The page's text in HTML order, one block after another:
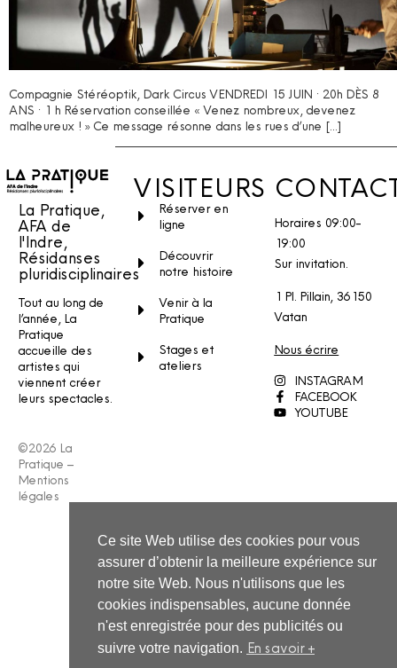
Compagnie Stéréoptik, Dark Circus VENDREDI 15 JUIN · 20h DÈS 8
ANS · 1 h Réservation conseillée « Venez nombreux, devenez
malheureux ! » Ce message résonne dans les rues d’une […]
La Pratique,
AFA de
l'Indre,
Résidanses
pluridisciplinaires
Tout au long de
l’année, La
Pratique
accueille des
artistes qui
viennent créer
leurs spectacles.
©2026 La
Pratique –
Mentions
légales
VISITEURS
Réserver en
ligne
Découvrir
notre histoire
Venir à la
Pratique
Stages et
ateliers
Horaires 09:00-
19:00
Sur invitation.
1 Pl. Pillain, 36150
Vatan
Nous écrire
INSTAGRAM
FACEBOOK
YOUTUBE
Ce site Web utilise des cookies pour vous
assurer d’obtenir la meilleure expérience sur
notre site Web. Nous n'utilisons que les
cookies indispensables, aucune donnée
n'est enregistrée pour des publicités ou
suivre votre navigation. En savoir +